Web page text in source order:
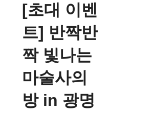
[초대 이벤
트] 반짝반
짝 빛나는
마술사의
방 in 광명